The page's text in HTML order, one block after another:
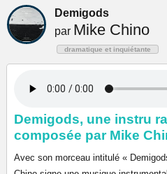
Demigods
par Mike Chino
dramatique et inquiétante
Demigods, une instru
composée par Mike
Avec son morceau intitulé «